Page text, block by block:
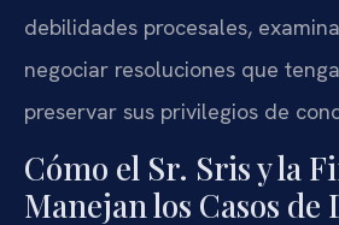
debilidades procesales,
negociar resoluciones que
preservar sus privilegios de
Cómo el Sr. Sris y la
Manejan los Casos de